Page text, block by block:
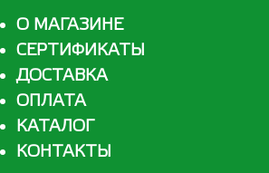
О МАГАЗИНЕ
СЕРТИФИКАТЫ
ДОСТАВКА
ОПЛАТА
КАТАЛОГ
КОНТАКТЫ